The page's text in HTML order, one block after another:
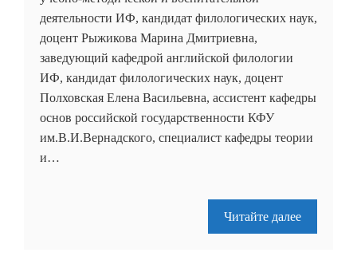
деятельности ИФ, кандидат филологических наук,
доцент Рыжикова Марина Дмитриевна,
заведующий кафедрой английской филологии
ИФ, кандидат филологических наук, доцент
Полховская Елена Васильевна, ассистент кафедры
основ российской государственности КФУ
им.В.И.Вернадского, специалист кафедры теории
и…
Читайте далее